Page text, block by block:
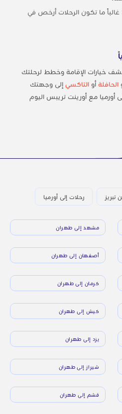
ما تكون الرحلات أرخص في
خيارات الإقامة وخطط لرحلتك
الحافلة أو التاكسيإلى وجهتك
أورميا مع أورينت تريبس اليوم
تبريز رحلات إلى أورميا
مشهد إلى طهران
أصفهان إلى طهران
كرمان إلى طهران
كيش إلى طهران
يزد إلى طهران
شيراز إلى طهران
قشم إلى طهران